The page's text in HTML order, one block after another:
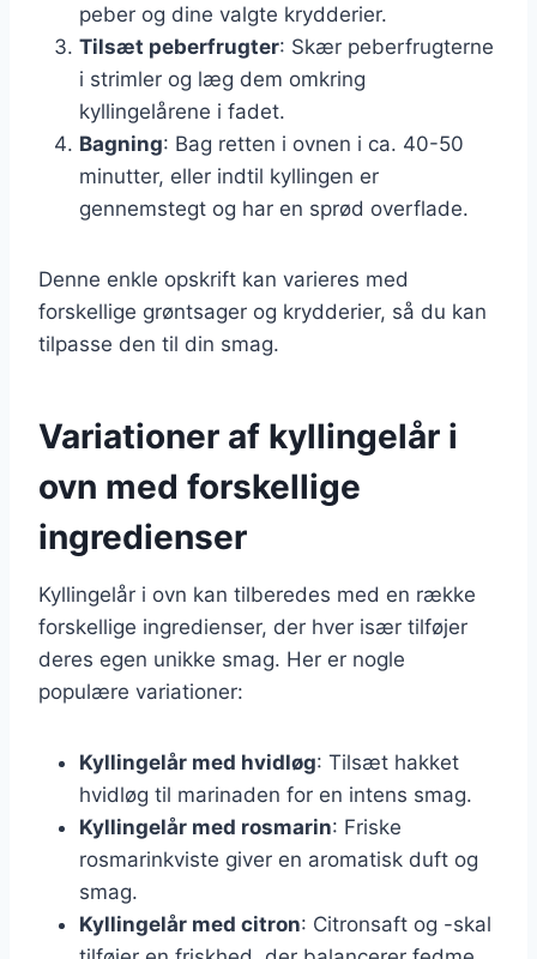
peber og dine valgte krydderier.
Tilsæt peberfrugter: Skær peberfrugterne
i strimler og læg dem omkring
kyllingelårene i fadet.
Bagning: Bag retten i ovnen i ca. 40-50
minutter, eller indtil kyllingen er
gennemstegt og har en sprød overflade.
Denne enkle opskrift kan varieres med
forskellige grøntsager og krydderier, så du kan
tilpasse den til din smag.
Variationer af kyllingelår i
ovn med forskellige
ingredienser
Kyllingelår i ovn kan tilberedes med en række
forskellige ingredienser, der hver især tilføjer
deres egen unikke smag. Her er nogle
populære variationer:
Kyllingelår med hvidløg: Tilsæt hakket
hvidløg til marinaden for en intens smag.
Kyllingelår med rosmarin: Friske
rosmarinkviste giver en aromatisk duft og
smag.
Kyllingelår med citron: Citronsaft og -skal